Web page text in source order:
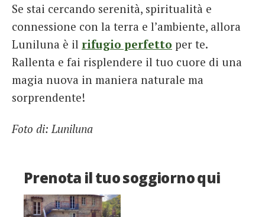
Se stai cercando serenità, spiritualità e
connessione con la terra e l’ambiente, allora
Luniluna è il rifugio perfetto per te.
Rallenta e fai risplendere il tuo cuore di una
magia nuova in maniera naturale ma
sorprendente!
Foto di: Luniluna
Prenota il tuo soggiorno qui